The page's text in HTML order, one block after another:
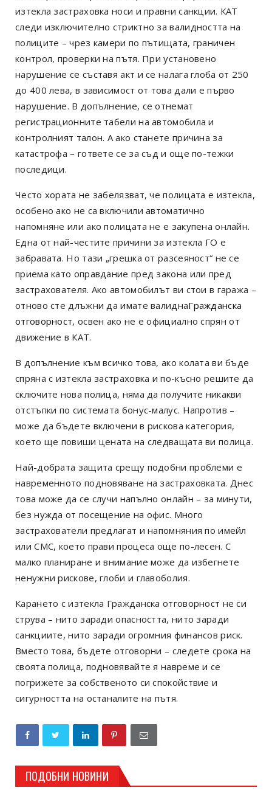
изтекла застраховка носи и правни санкции. КАТ
следи изключително стриктно за валидността на
полиците – чрез камери по пътищата, граничен
контрол, проверки на пътя. При установено
нарушение се съставя акт и се налага глоба от 250
до 400 лева, в зависимост от това дали е първо
нарушение. В допълнение, се отнемат
регистрационните табели на автомобила и
контролният талон. А ако станете причина за
катастрофа – гответе се за съд и още по-тежки
последици.
Често хората не забелязват, че полицата е изтекла,
особено ако не са включили автоматично
напомняне или ако полицата не е закупена онлайн.
Една от най-честите причини за изтекла ГО е
забравата. Но тази „грешка от разсеяност“ не се
приема като оправдание пред закона или пред
застрахователя. Ако автомобилът ви стои в гаража –
отново сте длъжни да имате валиднаГражданска
отговорност, освен ако не е официално спрян от
движение в КАТ.
В допълнение към всичко това, ако колата ви бъде
спряна с изтекла застраховка и по-късно решите да
сключите нова полица, няма да получите никакви
отстъпки по системата бонус-малус. Напротив –
може да бъдете включени в рискова категория,
което ще повиши цената на следващата ви полица.
Най-добрата защита срещу подобни проблеми е
навременното подновяване на застраховката. Днес
това може да се случи напълно онлайн – за минути,
без нужда от посещение на офис. Много
застрахователи предлагат и напомняния по имейл
или СМС, което прави процеса още по-лесен. С
малко планиране и внимание може да избегнете
ненужни рискове, глоби и главоболия.
Карането с изтекла Гражданска отговорност не си
струва – нито заради опасността, нито заради
санкциите, нито заради огромния финансов риск.
Вместо това, бъдете отговорни – следете срока на
своята полица, подновявайте я навреме и се
погрижете за собственото си спокойствие и
сигурността на останалите на пътя.
ПОДОБНИ НОВИНИ